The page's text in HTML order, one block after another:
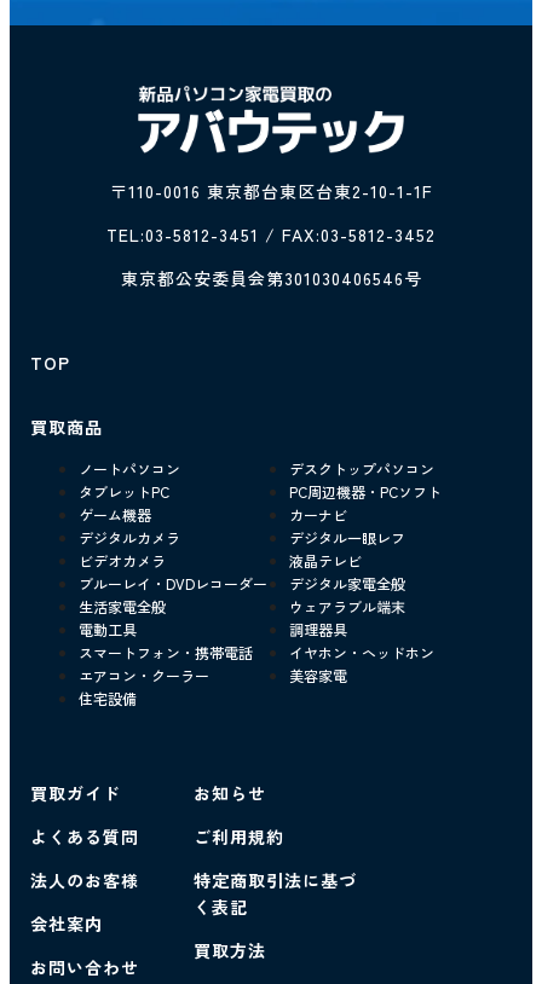
〒110-0016 東京都台東区台東2-10-1-1F
TEL:03-5812-3451 / FAX:03-5812-3452
東京都公安委員会第301030406546号
TOP
買取商品
ノートパソコン
デスクトップパソコン
タブレットPC
PC周辺機器・PCソフト
ゲーム機器
カーナビ
デジタルカメラ
デジタル一眼レフ
ビデオカメラ
液晶テレビ
ブルーレイ・DVDレコーダー
デジタル家電全般
生活家電全般
ウェアラブル端末
電動工具
調理器具
スマートフォン・携帯電話
イヤホン・ヘッドホン
エアコン・クーラー
美容家電
住宅設備
買取ガイド
よくある質問
法人のお客様
会社案内
お問い合わせ
お知らせ
ご利用規約
特定商取引法に基づ
く表記
買取方法